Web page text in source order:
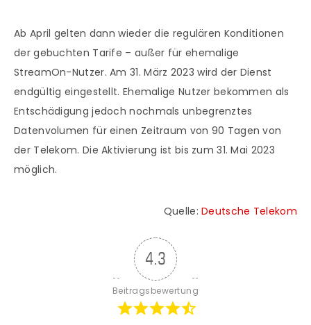
Ab April gelten dann wieder die regulären Konditionen
der gebuchten Tarife – außer für ehemalige
StreamOn-Nutzer. Am 31. März 2023 wird der Dienst
endgültig eingestellt. Ehemalige Nutzer bekommen als
Entschädigung jedoch nochmals unbegrenztes
Datenvolumen für einen Zeitraum von 90 Tagen von
der Telekom. Die Aktivierung ist bis zum 31. Mai 2023
möglich.
Quelle:Deutsche Telekom
4.3
Beitragsbewertung